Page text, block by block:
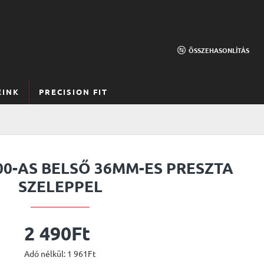
ÖSSZEHASONLÍTÁS
PRECISION FIT
AS BELSŐ 36MM-ES PRESZTA
SZELEPPEL
2 490Ft
Adó nélkül: 1 961Ft